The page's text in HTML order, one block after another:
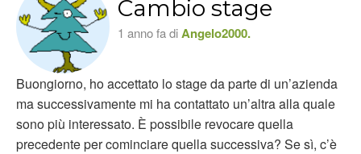
Cambio stage
1 anno fa diAngelo2000.
Buongiorno, ho accettato lo stage da parte di un’azienda
ma successivamente mi ha contattato un’altra alla quale
sono più interessato. È possibile revocare quella
precedente per cominciare quella successiva? Se sì, c’è